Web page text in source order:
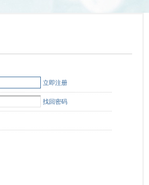
立即注册
找回密码